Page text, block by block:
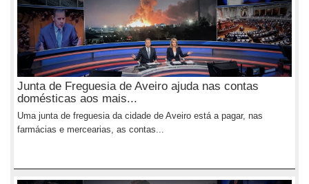
Junta de Freguesia de Aveiro ajuda nas contas
domésticas aos mais...
Uma junta de freguesia da cidade de Aveiro está a pagar, nas
farmácias e mercearias, as contas...